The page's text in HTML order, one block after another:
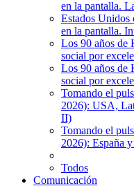
en la pantalla.
Estados
en la pantalla.
Los 90 años de
social por
Los 90 años de
social por
Tomando el
2026): USA,
II)
Tomando el
2026): España
Todos
Comunicación